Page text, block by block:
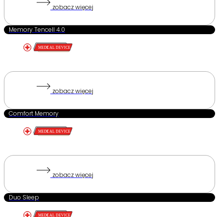
zobacz więcej
Memory Tencell 4.0
zobacz więcej
Comfort Memory
zobacz więcej
Duo Sleep